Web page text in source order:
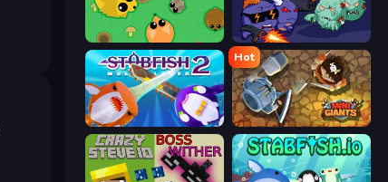
Mope.io Zombie Hunters Online
Stabfish 2
Hot
MiniGiants.io